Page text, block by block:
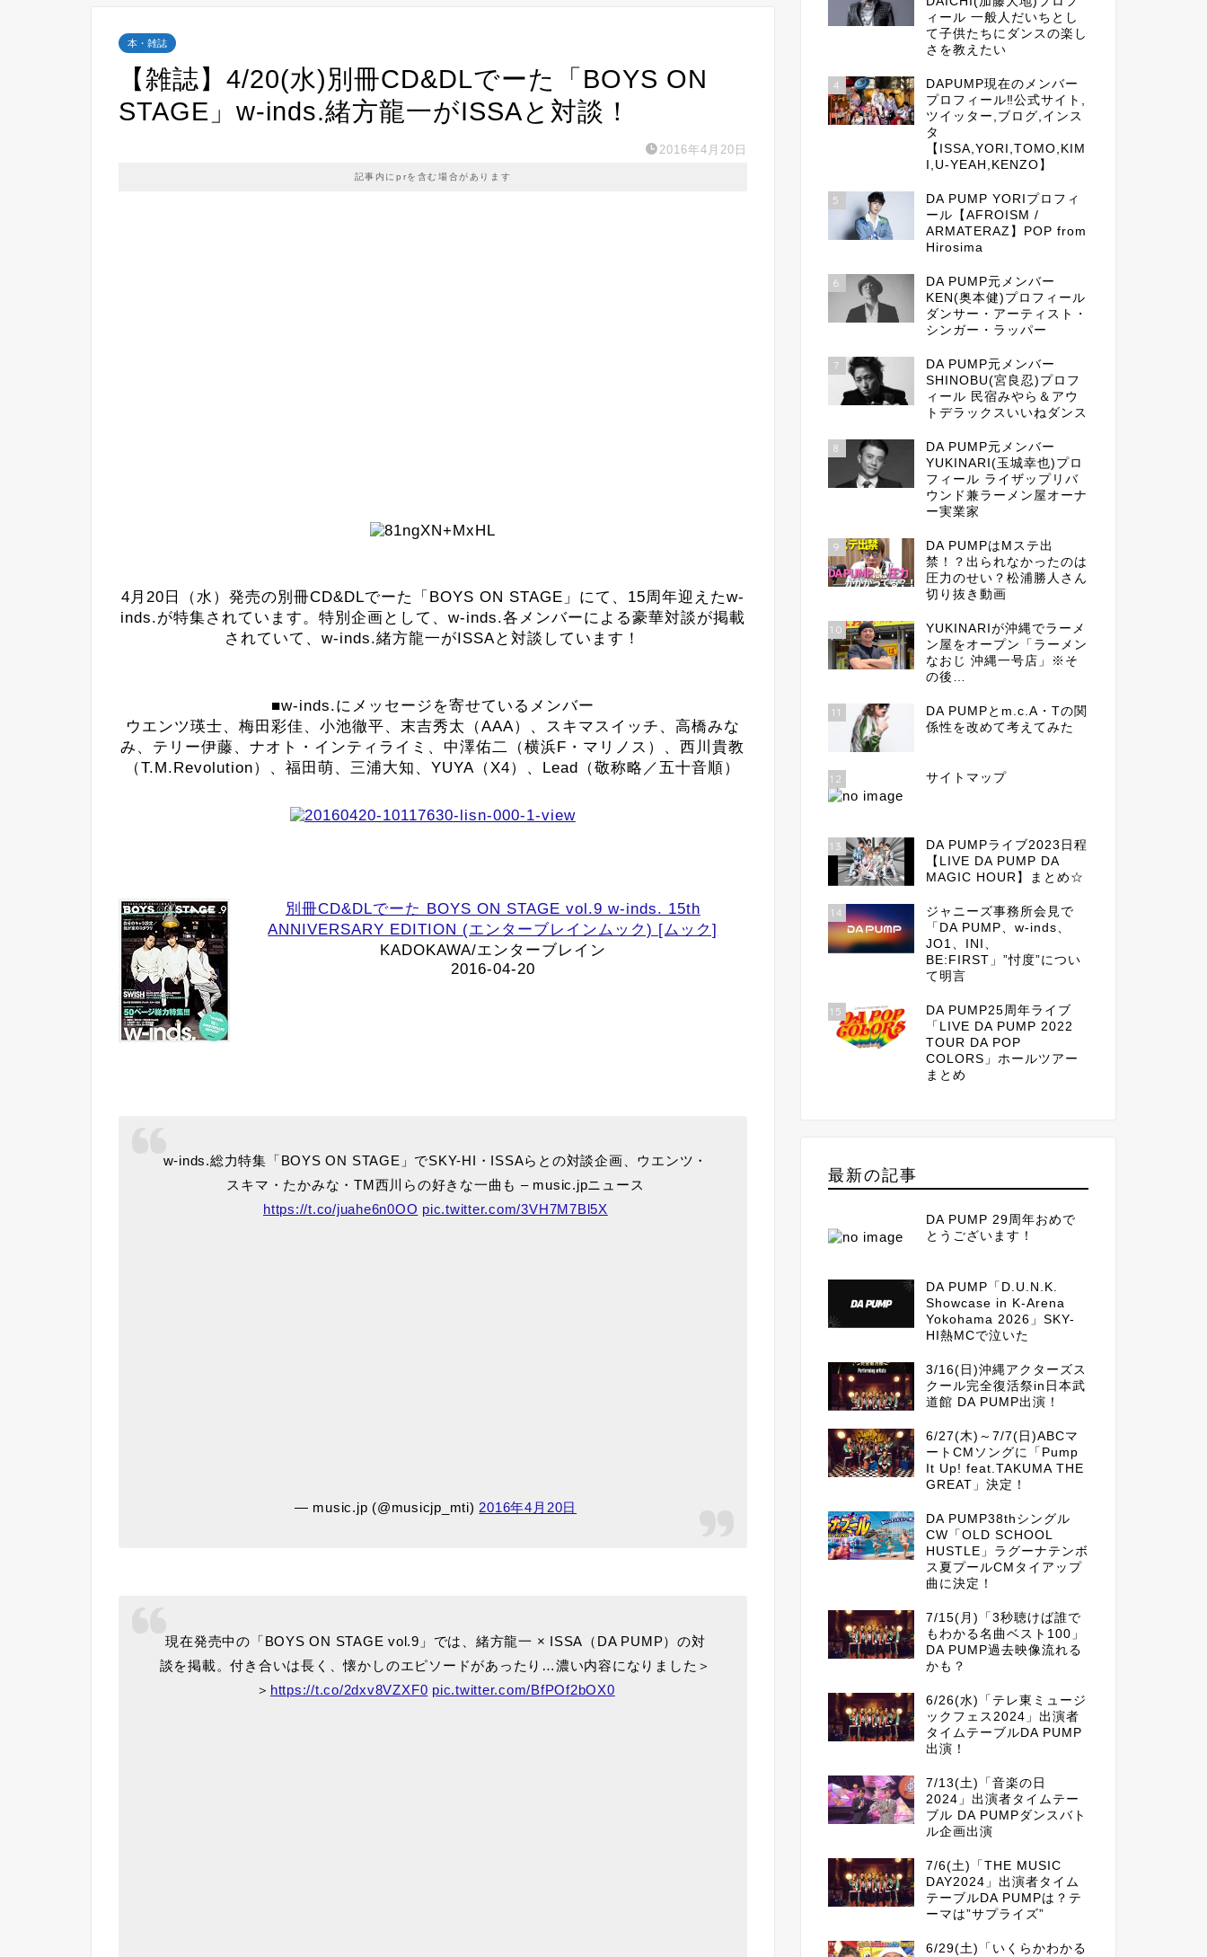
本・雑誌
【雑誌】4/20(水)別冊CD&DLでーた「BOYS ON
STAGE」w-inds.緒方龍一がISSAと対談！
2016年4月20日
記事内にprを含む場合があります
4月20日（水）発売の別冊CD&DLでーた「BOYS ON STAGE」にて、15周年迎えたw-
inds.が特集されています。特別企画として、w-inds.各メンバーによる豪華対談が掲載
されていて、w-inds.緒方龍一がISSAと対談しています！
■w-inds.にメッセージを寄せているメンバー
ウエンツ瑛士、梅田彩佳、小池徹平、末吉秀太（AAA）、スキマスイッチ、高橋みな
み、テリー伊藤、ナオト・インティライミ、中澤佑二（横浜F・マリノス）、西川貴教
（T.M.Revolution）、福田萌、三浦大知、YUYA（X4）、Lead（敬称略／五十音順）
別冊CD&DLでーた BOYS ON STAGE vol.9 w-inds. 15th
ANNIVERSARY EDITION (エンターブレインムック) [ムック]
KADOKAWA/エンターブレイン
2016-04-20
w-inds.総力特集「BOYS ON STAGE」でSKY-HI・ISSAらとの対談企画、ウエンツ・
スキマ・たかみな・TM西川らの好きな一曲も – music.jpニュース
https://t.co/juahe6n0OO pic.twitter.com/3VH7M7Bl5X
— music.jp (@musicjp_mti) 2016年4月20日
現在発売中の「BOYS ON STAGE vol.9」では、緒方龍一 × ISSA（DA PUMP）の対
談を掲載。付き合いは長く、懐かしのエピソードがあったり…濃い内容になりました＞
＞ https://t.co/2dxv8VZXF0 pic.twitter.com/BfPOf2bOX0
ィール 一般人だいちとし
て子供たちにダンスの楽し
さを教えたい
4
DAPUMP現在のメンバー
プロフィール‼公式サイト,
ツイッター,ブログ,インス
タ
【ISSA,YORI,TOMO,KIM
I,U-YEAH,KENZO】
5
DA PUMP YORIプロフィ
ール【AFROISM /
ARMATERAZ】POP from
Hirosima
6
DA PUMP元メンバー
KEN(奥本健)プロフィール
ダンサー・アーティスト・
シンガー・ラッパー
7
DA PUMP元メンバー
SHINOBU(宮良忍)プロフ
ィール 民宿みやら＆アウ
トデラックスいいねダンス
8
DA PUMP元メンバー
YUKINARI(玉城幸也)プロ
フィール ライザップリバ
ウンド兼ラーメン屋オーナ
ー実業家
9
DA PUMPはMステ出
禁！？出られなかったのは
圧力のせい？松浦勝人さん
切り抜き動画
10
YUKINARIが沖縄でラーメ
ン屋をオープン「ラーメン
なおじ 沖縄一号店」※そ
の後…
11
DA PUMPとm.c.A・Tの関
係性を改めて考えてみた
12 サイトマップ
13
DA PUMPライブ2023日程
【LIVE DA PUMP DA
MAGIC HOUR】まとめ☆
14
ジャニーズ事務所会見で
「DA PUMP、w-inds、
JO1、INI、
BE:FIRST」”忖度”につい
て明言
15
DA PUMP25周年ライブ
「LIVE DA PUMP 2022
TOUR DA POP
COLORS」ホールツアー
まとめ
最新の記事
DA PUMP 29周年おめで
とうございます！
DA PUMP「D.U.N.K.
Showcase in K-Arena
Yokohama 2026」SKY-
HI熱MCで泣いた
3/16(日)沖縄アクターズス
クール完全復活祭in日本武
道館 DA PUMP出演！
6/27(木)～7/7(日)ABCマ
ートCMソングに「Pump
It Up! feat.TAKUMA THE
GREAT」決定！
DA PUMP38thシングル
CW「OLD SCHOOL
HUSTLE」ラグーナテンボ
ス夏プールCMタイアップ
曲に決定！
7/15(月)「3秒聴けば誰で
もわかる名曲ベスト100」
DA PUMP過去映像流れる
かも？
6/26(水)「テレ東ミュージ
ックフェス2024」出演者
タイムテーブルDA PUMP
出演！
7/13(土)「音楽の日
2024」出演者タイムテー
ブル DA PUMPダンスバト
ル企画出演
7/6(土)「THE MUSIC
DAY2024」出演者タイム
テーブルDA PUMPは？テ
ーマは”サプライズ”
6/29(土)「いくらかわかる